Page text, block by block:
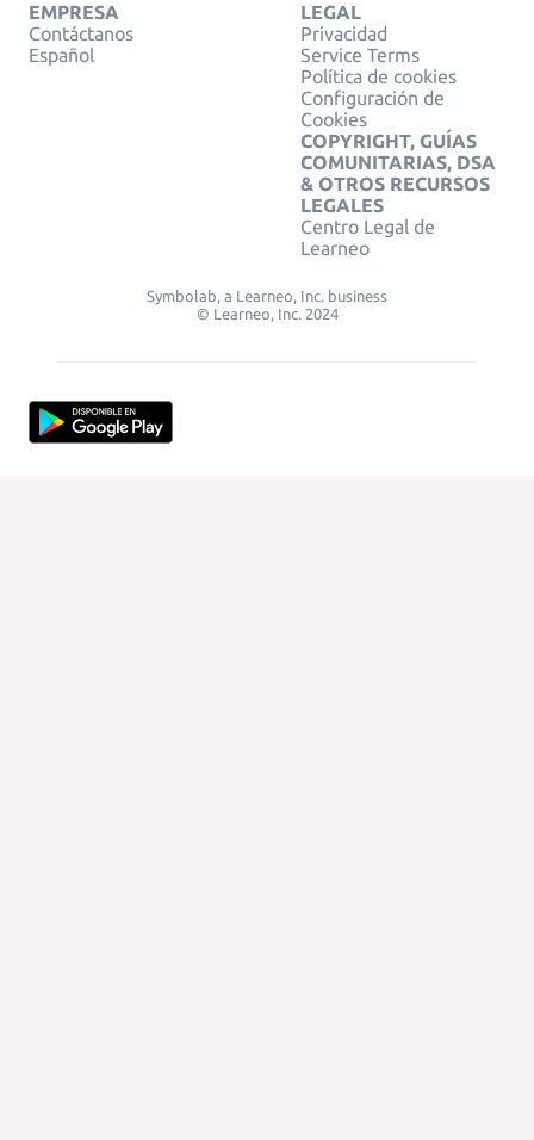
EMPRESA
Contáctanos
Español
LEGAL
Privacidad
Service Terms
Política de cookies
Configuración de
Cookies
COPYRIGHT, GUÍAS
COMUNITARIAS, DSA
& OTROS RECURSOS
LEGALES
Centro Legal de
Learneo
Symbolab, a Learneo, Inc. business
© Learneo, Inc. 2024